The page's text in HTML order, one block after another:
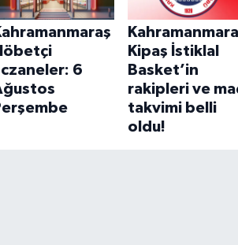
6
Kipaş İstiklal
Basket’in
rakipleri ve
takvimi belli
oldu!